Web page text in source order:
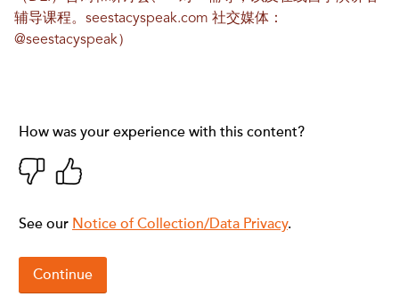
辅导课程。 seestacyspeak.com 社交媒体：
@seestacyspeak）